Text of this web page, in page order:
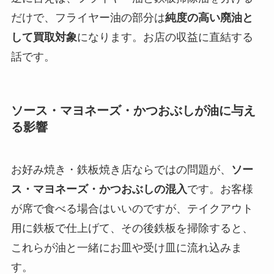
だけで、フライヤー油の部分は純度の高い廃油と
して買取対象になります。お店の収益に直結する
話です。
ソース・マヨネーズ・かつおぶしが油に与え
る影響
お好み焼き・鉄板焼き店ならではの問題が、
ソー
ス・マヨネーズ・かつおぶしの混入です。お客様
が席で食べる場合はいいのですが、テイクアウト
用に鉄板で仕上げて、その後鉄板を掃除すると、
これらが油と一緒にお皿や受け皿に流れ込みま
す。